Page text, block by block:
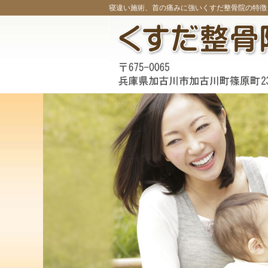
寝違い施術、首の痛みに強いくすだ整骨院の特